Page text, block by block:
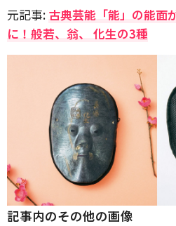
元記事: 古典芸能「能」の能面
に！般若、翁、 化生の3種
記事内のその他の画像